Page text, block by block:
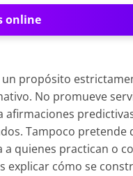
online
un propósito
No promueve
afirmaciones
Tampoco pretende
a quienes practican o
explicar cómo se